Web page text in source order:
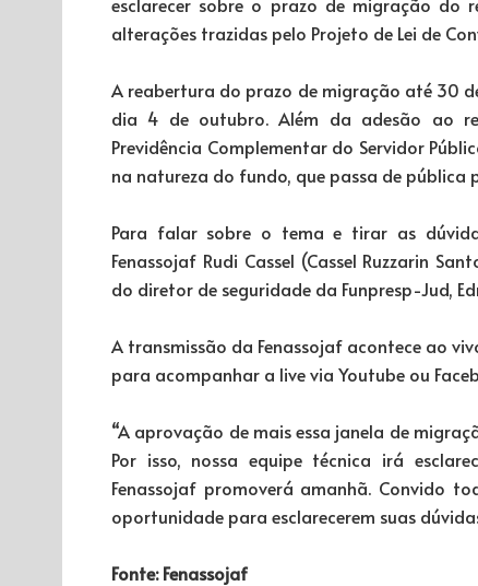
alterações trazidas pelo Projeto de Lei de
A reabertura do prazo de migração até 30
dia 4 de outubro. Além da adesão ao
Previdência Complementar do Servidor
na natureza do fundo, que passa de pública
Para falar sobre o tema e tirar as
Fenassojaf Rudi Cassel (Cassel Ruzzarin
do diretor de seguridade da Funpresp-Jud,
A transmissão da Fenassojaf acontece ao
para acompanhar a live via Youtube ou
“A aprovação de mais essa janela de
Por isso, nossa equipe técnica irá
Fenassojaf promoverá amanhã. Convido
oportunidade para esclarecerem suas
Fonte: Fenassojaf